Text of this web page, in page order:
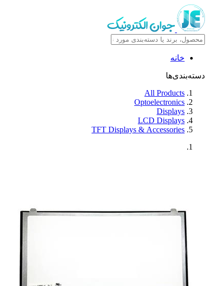
خانه
دسته‌بندی‌ها
All Products
Optoelectronics
Displays
LCD Displays
TFT Displays & Accessories